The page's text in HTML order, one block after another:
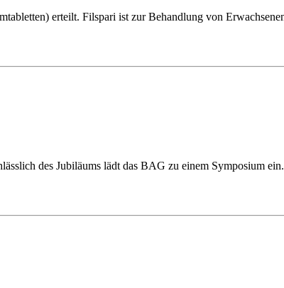
von Erwachsenen mit
des Jubiläums lädt das BAG zu einem Symposium ein.